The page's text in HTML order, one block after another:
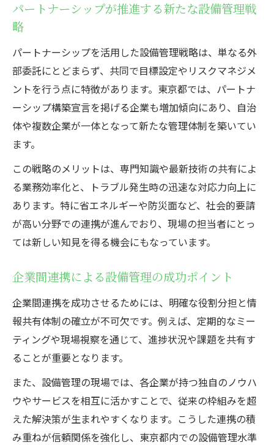
パートナーシップが推進する新たな設備管理戦
略
パートナーシップを活用した設備管理戦略は、単なる外
部委託にとどまらず、共同で目標設定やリスクマネジメ
ントを行う点に特徴があります。東京都では、パートナ
ーシップ構築宣言を掲げる企業も増加傾向にあり、自治
体や複数企業が一体となって新たな管理体制を築いてい
ます。
この戦略のメリットは、専門知識や最新技術の共有によ
る業務効率化と、トラブル発生時の迅速な対応力向上に
あります。特に省エネルギーや防災面など、社会的要請
が高い分野での連携が進んでおり、現場の担当者にとっ
ては新しい知見を得る機会にもなっています。
企業間連携による設備管理の成功ポイント
企業間連携を成功させるためには、明確な役割分担と情
報共有体制の確立が不可欠です。例えば、定期的なミー
ティングや現場視察を通じて、進捗状況や課題を共有す
ることが重要となります。
また、設備管理の現場では、各企業が持つ独自のノウハ
ウやサービスを相互に活かすことで、従来の枠組みを超
えた解決策が生まれやすくなります。こうした連携の積
み重ねが信頼関係を強化し、東京都内での設備管理水準